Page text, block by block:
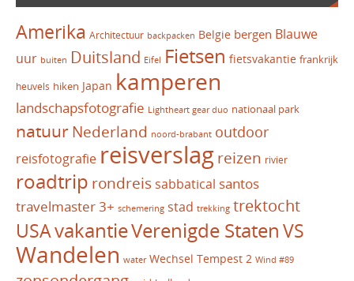
Amerika Architectuur backpacken Belgie bergen Blauwe
uur buiten Duitsland Eifel Fietsen fietsvakantie frankrijk
heuvels hiken Japan kamperen
landschapsfotografie Lightheart gear duo nationaal park
natuur Nederland noord-brabant outdoor
reisfotografie reisverslag reizen rivier
roadtrip rondreis sabbatical santos
travelmaster 3+ schemering stad trekking trektocht
USAvakantieVerenigde StatenVS
Wandelen water Wechsel Tempest 2 Wind #89